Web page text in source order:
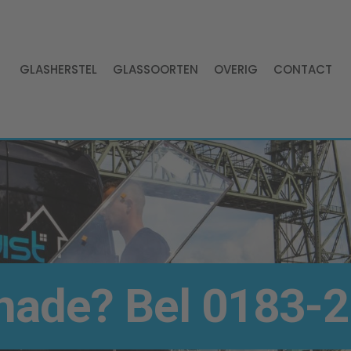
GLASHERSTEL GLASSOORTEN OVERIG CONTACT
Bel 0183-